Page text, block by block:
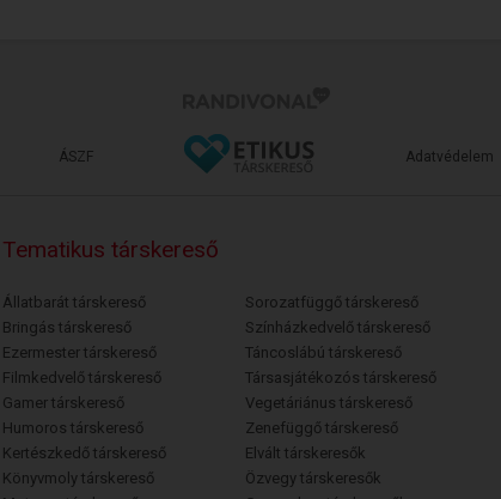
ÁSZF Adatvédelem
Tematikus társkereső
Állatbarát társkereső
Bringás társkereső
Ezermester társkereső
Filmkedvelő társkereső
Gamer társkereső
Humoros társkereső
Kertészkedő társkereső
Könyvmoly társkereső
Sorozatfüggő társkereső
Színházkedvelő társkereső
Táncoslábú társkereső
Társasjátékozós társkereső
Vegetáriánus társkereső
Zenefüggő társkereső
Elvált társkeresők
Özvegy társkeresők